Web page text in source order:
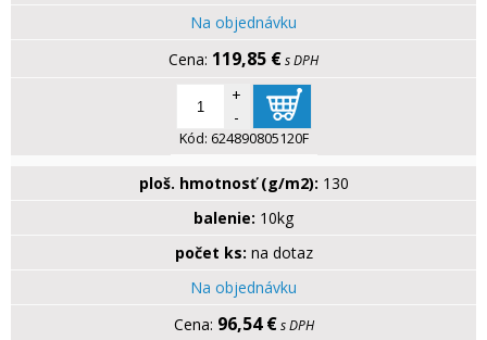
Na objednávku
119,85 €s DPH
+
-
Kód: 624890805120F
ploš. hmotnosť (g/m2): 130
balenie: 10kg
počet ks: na dotaz
Na objednávku
96,54 € s DPH